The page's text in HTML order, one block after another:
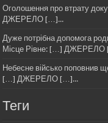
Оголошення про втрату
ДЖЕРЕЛО […]...
Дуже потрібна допомога
Місце Рівне: […] ДЖЕРЕЛО
Небесне військо поповнив
[…] ДЖЕРЕЛО […]...
Теги